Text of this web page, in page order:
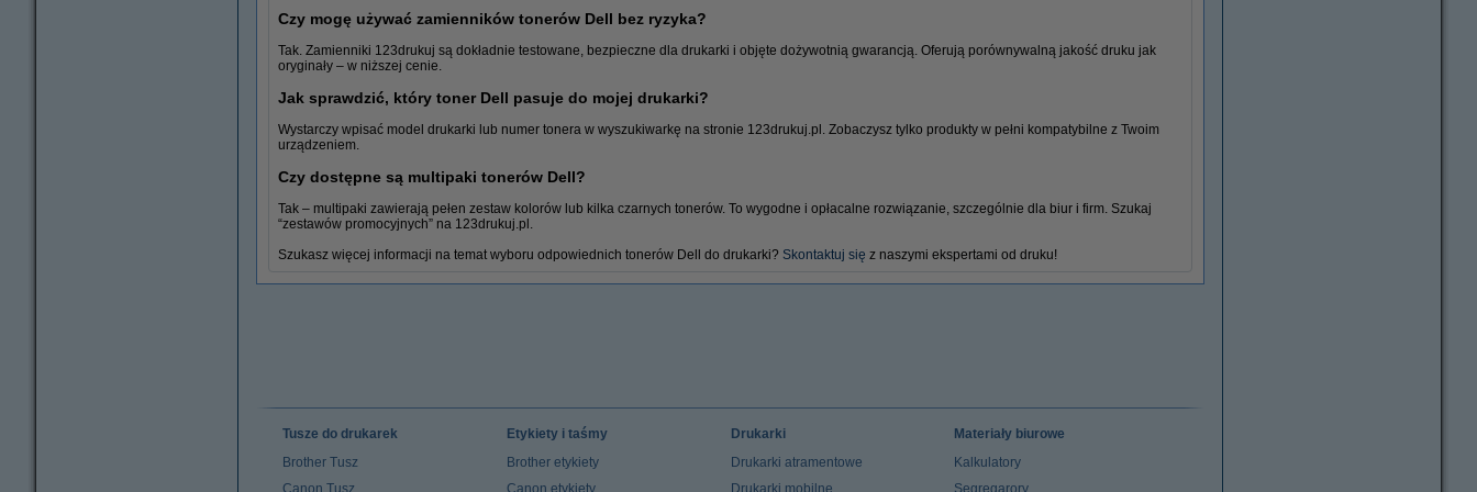
Czy mogę używać zamienników tonerów Dell bez ryzyka?
Tak. Zamienniki 123drukuj są dokładnie testowane, bezpieczne dla drukarki i objęte dożywotnią gwarancją. Oferują porównywalną jakość druku jak
oryginały – w niższej cenie.
Jak sprawdzić, który toner Dell pasuje do mojej drukarki?
Wystarczy wpisać model drukarki lub numer tonera w wyszukiwarkę na stronie 123drukuj.pl. Zobaczysz tylko produkty w pełni kompatybilne z Twoim
urządzeniem.
Czy dostępne są multipaki tonerów Dell?
Tak – multipaki zawierają pełen zestaw kolorów lub kilka czarnych tonerów. To wygodne i opłacalne rozwiązanie, szczególnie dla biur i firm. Szukaj
“zestawów promocyjnych” na 123drukuj.pl.
Szukasz więcej informacji na temat wyboru odpowiednich tonerów Dell do drukarki? Skontaktuj się z naszymi ekspertami od druku!
Tusze do drukarek
Brother Tusz
Canon Tusz
Etykiety i taśmy
Brother etykiety
Canon etykiety
Drukarki
Drukarki atramentowe
Drukarki mobilne
Materiały biurowe
Kalkulatory
Segregarory